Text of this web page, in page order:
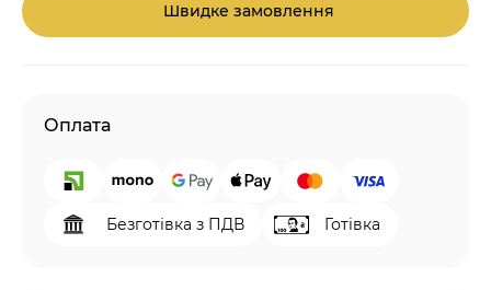
Швидке замовлення
Оплата
Безготівка з ПДВ Готівка